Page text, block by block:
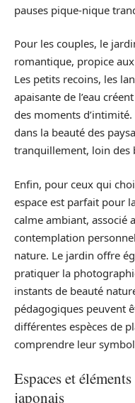
pauses pique-nique
Pour les couples, le
romantique, propice
Les petits recoins, les
apaisante de l’eau
des moments
dans la beauté des
tranquillement, loin des
Enfin, pour ceux qui
espace est parfait pour
calme ambiant, associé
contemplation
nature. Le jardin offre
pratiquer la
instants de beauté
pédagogiques peuvent
différentes espèces de
comprendre leur
Espaces et
japonais